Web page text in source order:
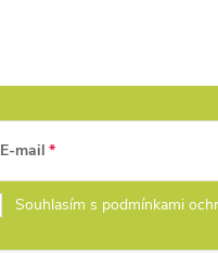
E-mail
Souhlasím s podmínkami